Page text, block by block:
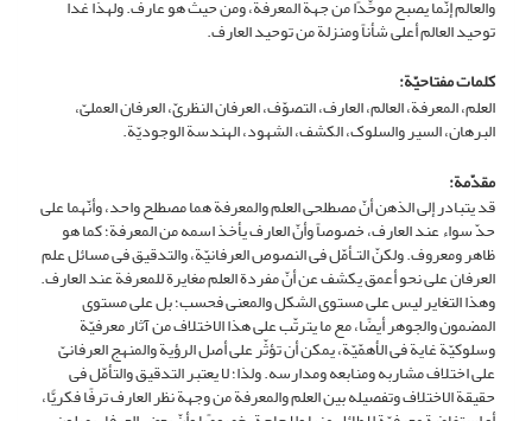
والعالم إنّما یصبح موحِّدًا من جهة المعرفة، ومن حیث هو عارف. ولهذا غدا
توحید العالم أعلى شأناً ومنزلة من توحید العارف.
کلمات مفتاحیّة:
العلم، المعرفة، العالم، العارف، التصوّف، العرفان النظریّ، العرفان العملیّ،
البرهان، السیر والسلوک، الکشف، الشهود، الهندسة الوجودیّة.
مقدّمة:
قد یتبادر إلى الذهن أنّ مصطلحی العلم والمعرفة هما مصطلح واحد، وأنّهما على
حدّ سواء عند العارف، خصوصاً وأنّ العارف یأخذ اسمه من المعرفة؛ کما هو
ظاهر ومعروف. ولکنّ التـأمّل فی النصوص العرفانیّة، والتدقیق فی مسائل علم
العرفان على نحو أعمق یکشف عن أنّ مفردة العلم مغایرة للمعرفة عند العارف.
وهذا التغایر لیس على مستوى الشکل والمعنى فحسب؛ بل على مستوى
المضمون والجوهر أیضًا، مع ما یترتّب على هذا الاختلاف من آثار معرفیّة
وسلوکیّة غایة فی الأهمّیّة، یمکن أن تؤثّر على أصل الرؤیة والمنهج العرفانیّ
على اختلاف مشاربه ومنابعه ومدارسه. ولذا؛ لا یعتبر التدقیق والتأمّل فی
حقیقة الاختلاف وتفصیله بین العلم والمعرفة من وجهة نظر العارف ترفًا فکریًّا،